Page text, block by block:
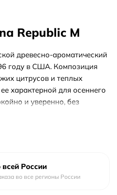
Republic M
древесно-ароматический
году в США. Композиция
цитрусов и теплых
характерной для осеннего
и уверенно, без
свежесть и легкую
сандалового дерева и белого
России
во все регионы России